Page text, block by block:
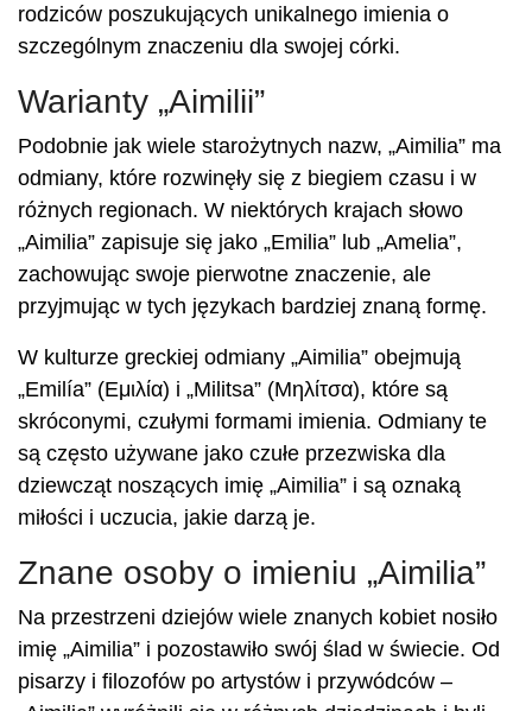
rodziców poszukujących unikalnego imienia o
szczególnym znaczeniu dla swojej córki.
Warianty „Aimilii”
Podobnie jak wiele starożytnych nazw, „Aimilia” ma
odmiany, które rozwinęły się z biegiem czasu i w
różnych regionach. W niektórych krajach słowo
„Aimilia” zapisuje się jako „Emilia” lub „Amelia”,
zachowując swoje pierwotne znaczenie, ale
przyjmując w tych językach bardziej znaną formę.
W kulturze greckiej odmiany „Aimilia” obejmują
„Emilía” (Εμιλία) i „Militsa” (Μηλίτσα), które są
skróconymi, czułymi formami imienia. Odmiany te
są często używane jako czułe przezwiska dla
dziewcząt noszących imię „Aimilia” i są oznaką
miłości i uczucia, jakie darzą je.
Znane osoby o imieniu „Aimilia”
Na przestrzeni dziejów wiele znanych kobiet nosiło
imię „Aimilia” i pozostawiło swój ślad w świecie. Od
pisarzy i filozofów po artystów i przywódców –